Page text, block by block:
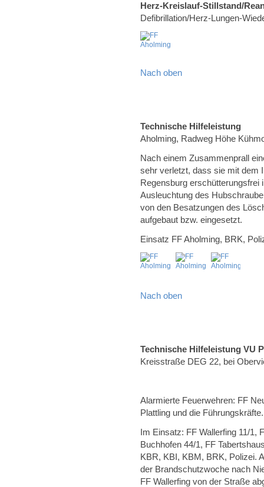
Herz-Kreislauf-Stillstand/
Defibrillation/Herz-Lungen-
Nach oben
Technische Hilfeleistung
Aholming, Radweg Höhe
Nach einem Zusammenprall
sehr verletzt, dass sie mit dem
Regensburg erschütterungsfrei
Ausleuchtung des
von den Besatzungen des
aufgebaut bzw. eingesetzt.
Einsatz FF Aholming, BRK,
Nach oben
Technische Hilfeleistung VU
Kreisstraße DEG 22, bei
Alarmierte Feuerwehren: FF
Plattling und die Führungskräfte.
Im Einsatz: FF Wallerfing 11/1,
Buchhofen 44/1, FF
KBR, KBI, KBM, BRK, Polizei.
der Brandschutzwoche nach
FF Wallerfing von der Straße